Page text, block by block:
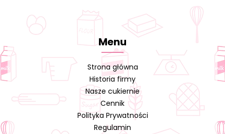
Menu
Strona główna
Historia firmy
Nasze cukiernie
Cennik
Polityka Prywatności
Regulamin